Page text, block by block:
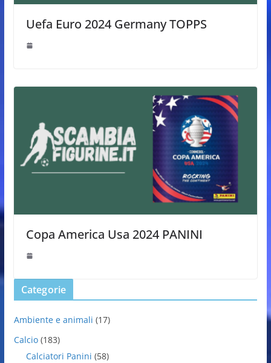
Uefa Euro 2024 Germany TOPPS
Copa America Usa 2024 PANINI
Categorie
Ambiente e animali (17)
Calcio(183)
Calciatori Panini (58)